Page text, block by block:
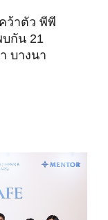
ว้าตัว พีพี
กัน 21
บางนา